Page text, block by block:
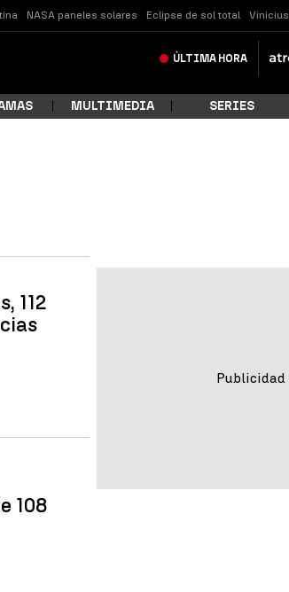
NASA paneles solares Eclipse de sol total Vinicius
ÚLTIMA HORA
MULTIMEDIA SERIES
112
108